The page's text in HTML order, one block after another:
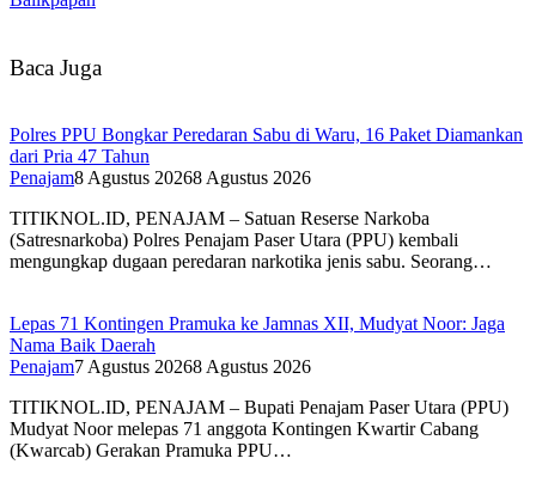
Baca Juga
Polres PPU Bongkar Peredaran Sabu di Waru, 16 Paket Diamankan
dari Pria 47 Tahun
Penajam8 Agustus 20268 Agustus 2026
TITIKNOL.ID, PENAJAM – Satuan Reserse Narkoba
(Satresnarkoba) Polres Penajam Paser Utara (PPU) kembali
mengungkap dugaan peredaran narkotika jenis sabu. Seorang…
Lepas 71 Kontingen Pramuka ke Jamnas XII, Mudyat Noor: Jaga
Nama Baik Daerah
Penajam7 Agustus 20268 Agustus 2026
TITIKNOL.ID, PENAJAM – Bupati Penajam Paser Utara (PPU)
Mudyat Noor melepas 71 anggota Kontingen Kwartir Cabang
(Kwarcab) Gerakan Pramuka PPU…